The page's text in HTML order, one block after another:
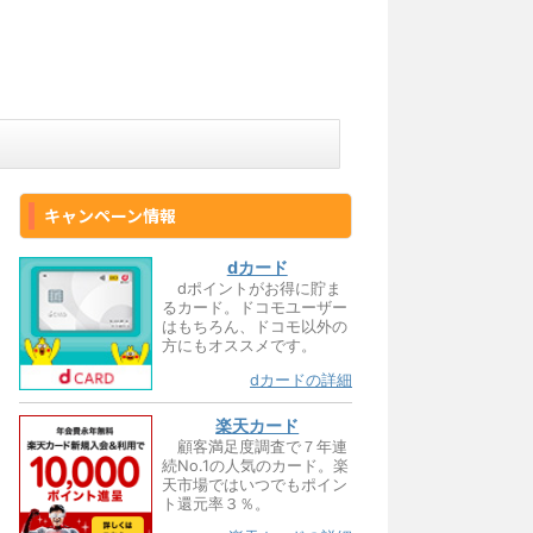
キャンペーン情報
dカード
dポイントがお得に貯ま
るカード。ドコモユーザー
はもちろん、ドコモ以外の
方にもオススメです。
dカードの詳細
楽天カード
顧客満足度調査で７年連
続No.1の人気のカード。楽
天市場ではいつでもポイン
ト還元率３％。